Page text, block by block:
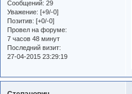
Сообщений: 29
Уважение: [+9/-0]
Позитив: [+0/-0]
Провел на форуме:
7 часов 48 минут
Последний визит:
27-04-2015 23:29:19